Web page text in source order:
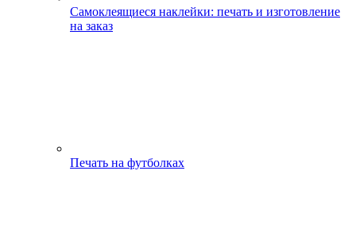
Самоклеящиеся наклейки: печать и изготовление
на заказ
Печать на футболках